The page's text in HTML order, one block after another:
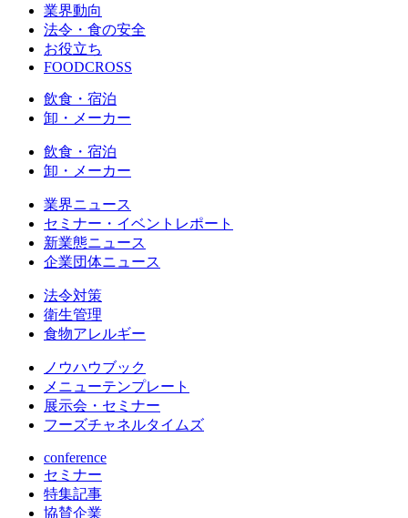
業界動向
法令・食の安全
お役立ち
FOODCROSS
飲食・宿泊
卸・メーカー
飲食・宿泊
卸・メーカー
業界ニュース
セミナー・イベントレポート
新業態ニュース
企業団体ニュース
法令対策
衛生管理
食物アレルギー
ノウハウブック
メニューテンプレート
展示会・セミナー
フーズチャネルタイムズ
conference
セミナー
特集記事
協賛企業